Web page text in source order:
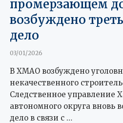
промерзающем
возбуждено
дело
03/01/2026
В ХМАО возбуждено
некачественного
Следственное управление
автономного округа вновь
дело в связи с …